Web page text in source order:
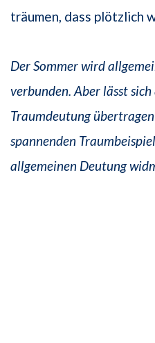
träumen, dass plötzlich
Der Sommer wird
verbunden. Aber lässt
Traumdeutung
spannenden
allgemeinen Deutung